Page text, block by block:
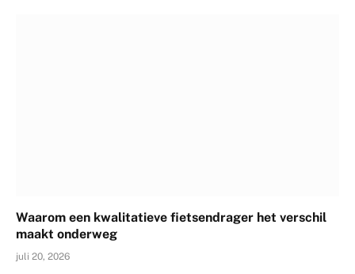
Waarom een kwalitatieve fietsendrager het verschil
maakt onderweg
juli 20, 2026